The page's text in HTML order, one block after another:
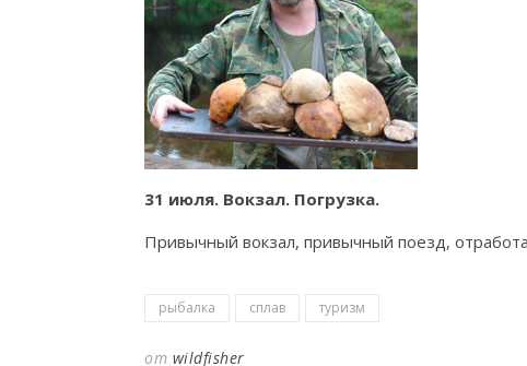
31 июля. Вокзал. Погрузка.
Привычный вокзал, привычный поезд,
рыбалка сплав туризм
от wildfisher